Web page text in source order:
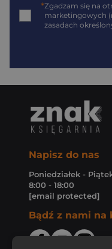
*Zgadzam się na
marketingowych
zasadach
Napisz do nas
Poniedziałek -
8:00 - 18:00
[email protected]
Bądź z nami na